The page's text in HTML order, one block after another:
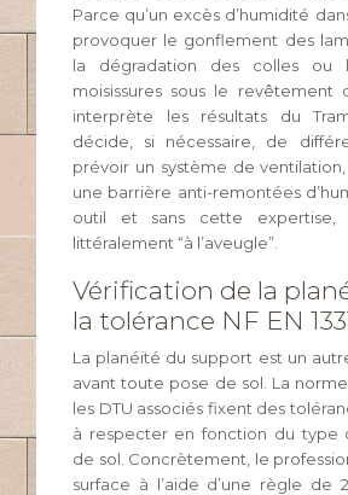
Parce qu’un excès d’humidité
provoquer le gonflement des
la dégradation des colles ou
moisissures sous le revêtement
interprète les résultats du
décide, si nécessaire, de
prévoir un système de
une barrière anti-remontées
outil et sans cette expertise,
littéralement “à l’aveugle”.
Vérification de la
la tolérance NF EN
La planéité du support est un
avant toute pose de sol. La norme
les DTU associés fixent des
à respecter en fonction du type
de sol. Concrètement, le
surface à l’aide d’une règle de